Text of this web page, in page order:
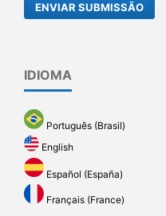
ENVIAR SUBMISSÃO
IDIOMA
Português (Brasil)
English
Español (España)
Français (France)